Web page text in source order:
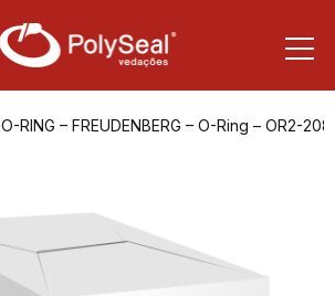
O-RING – FREUDENBERG – O-Ring – OR2-